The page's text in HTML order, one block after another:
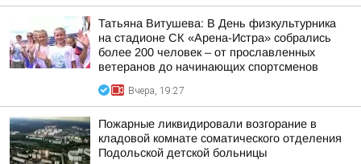
Татьяна Витушева: В День физкультурника
на стадионе СК «Арена-Истра» собрались
более 200 человек – от прославленных
ветеранов до начинающих спортсменов
Вчера, 19:27
Пожарные ликвидировали возгорание в
кладовой комнате соматического отделения
Подольской детской больницы